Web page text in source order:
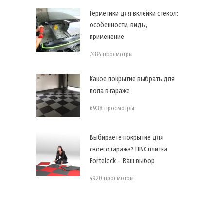
Герметики для вклейки стекол:
особенности, виды,
применение
7484 просмотры
Какое покрытие выбрать для
пола в гараже
6938 просмотры
Выбираете покрытие для
своего гаража? ПВХ плитка
Fortelock – Ваш выбор
4920 просмотры